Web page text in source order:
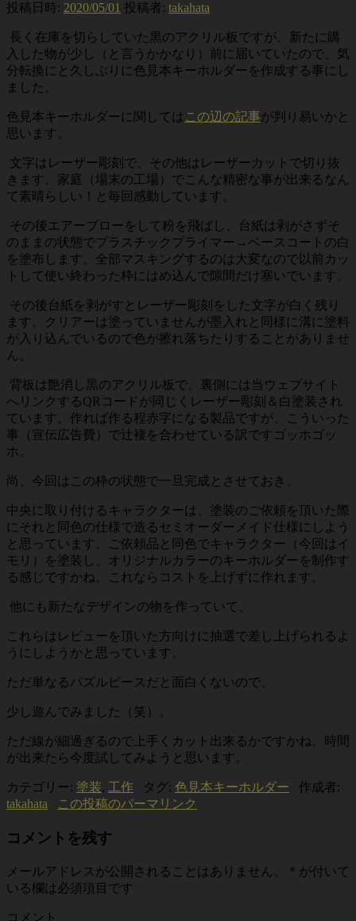
投稿日時: 2020/05/01 投稿者: takahata
長く在庫を切らしていた黒のアクリル板ですが、新たに購
入した物が少し（と言うかかなり）前に届いていたので、気
分転換にと久しぶりに色見本キーホルダーを作成する事にし
ました。
色見本キーホルダーに関しては この辺の記事が判り易いかと
思います。
文字はレーザー彫刻で、その他はレーザーカットで切り抜
きます。家庭（場末の工場）でこんな精密な事が出来るなん
て素晴らしい！と毎回感動しています。
その後エアーブローをして粉を飛ばし、台紙は剥がさずそ
のままの状態でプラスチックプライマー→ベースコートの白
を塗布します。全部マスキングするのは大変なので以前カッ
トして使い終わった枠にはめ込んで隙間だけ塞いでいます。
その後台紙を剥がすとレーザー彫刻をした文字が白く残り
ます。クリアーは塗っていませんが墨入れと同様に溝に塗料
が入り込んでいるので色が擦れ落ちたりすることがありませ
ん。
背板は艶消し黒のアクリル板で、裏側には当ウェブサイト
へリンクするQRコードが同じくレーザー彫刻＆白塗装され
ています。作れば作る程赤字になる製品ですが、こういった
事（宣伝広告費）で辻褄を合わせている訳ですゴッホゴッ
ホ。
尚、今回はこの枠の状態で一旦完成とさせておき、
中央に取り付けるキャラクターは、塗装のご依頼を頂いた際
にそれと同色の仕様で造るセミオーダーメイド仕様にしよう
と思っています。ご依頼品と同色でキャラクター（今回はイ
モリ）を塗装し、オリジナルカラーのキーホルダーを制作す
る感じですかね。これならコストを上げずに作れます。
他にも新たなデザインの物を作っていて、
これらはレビューを頂いた方向けに抽選で差し上げられるよ
うにしようかと思っています。
ただ単なるパズルピースだと面白くないので、
少し遊んでみました（笑）。
ただ線が細過ぎるので上手くカット出来るかですかね。時間
が出来たら今度試してみようと思います。
カテゴリー: 塗装, 工作 タグ: 色見本キーホルダー 作成者:
takahata
この投稿のパーマリンク
コメントを残す
メールアドレスが公開されることはありません。 * が付いて
いる欄は必須項目です
コメント